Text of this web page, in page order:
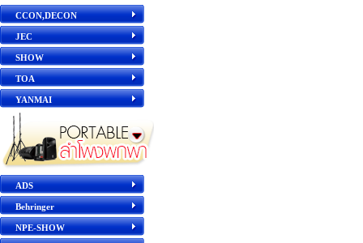
CCON,DECON
JEC
SHOW
TOA
YANMAI
ADS
Behringer
NPE-SHOW